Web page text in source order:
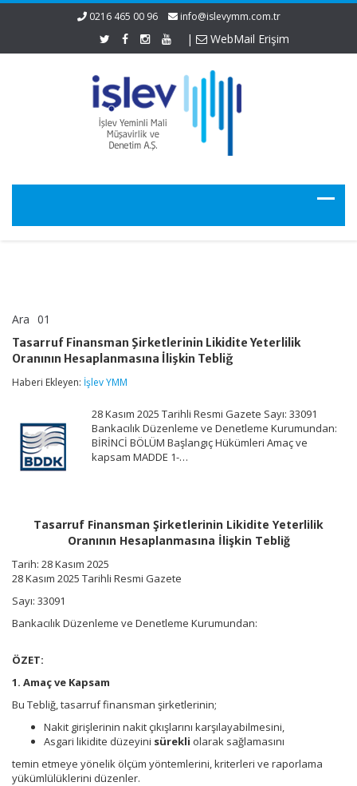
0216 465 00 96 info@islevymm.com.tr
| WebMail Erişim
Ara 01
Şirketlerinin
Likidite
Oranının
İlişkin
Tebliğ
Tasarruf Finansman Şirketlerinin Likidite Yeterlilik
Oranının Hesaplanmasına İlişkin Tebliğ
Haberi Ekleyen: İşlev YMM
28 Kasım 2025 Tarihli Resmi Gazete Sayı: 33091
Bankacılık Düzenleme ve Denetleme Kurumundan:
BİRİNCİ BÖLÜM Başlangıç Hükümleri Amaç ve
kapsam MADDE 1-…
Tasarruf Finansman Şirketlerinin Likidite Yeterlilik
Oranının Hesaplanmasına İlişkin Tebliğ
Tarih: 28 Kasım 2025
28 Kasım 2025 Tarihli Resmi Gazete
Sayı: 33091
Bankacılık Düzenleme ve Denetleme Kurumundan:
ÖZET:
1. Amaç ve Kapsam
Bu Tebliğ, tasarruf finansman şirketlerinin;
Nakit girişlerinin nakit çıkışlarını karşılayabilmesini,
Asgari likidite düzeyini sürekli olarak sağlamasını
temin etmeye yönelik ölçüm yöntemlerini, kriterleri ve raporlama
yükümlülüklerini düzenler.